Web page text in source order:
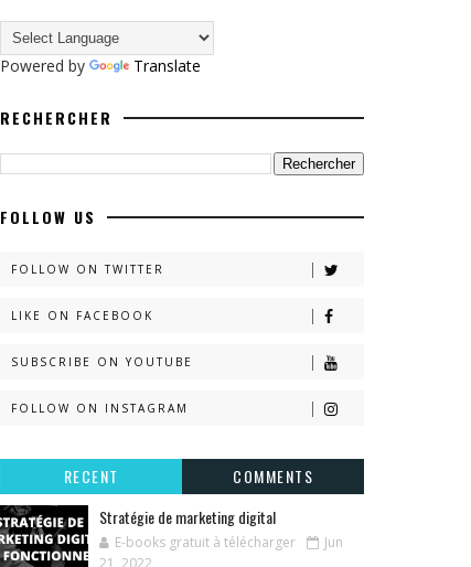
Powered by Translate
RECHERCHER
FOLLOW US
FOLLOW ON TWITTER
LIKE ON FACEBOOK
SUBSCRIBE ON YOUTUBE
FOLLOW ON INSTAGRAM
RECENT
COMMENTS
Stratégie de marketing digital
E-books gratuit à télécharger
Jun
21, 2022